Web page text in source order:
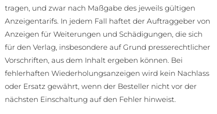
tragen, und zwar nach Maßgabe des jeweils gültigen
Anzeigentarifs. In jedem Fall haftet der Auftraggeber von
Anzeigen für Weiterungen und Schädigungen, die sich
für den Verlag, insbesondere auf Grund presserechtlicher
Vorschriften, aus dem Inhalt ergeben können. Bei
fehlerhaften Wiederholungsanzeigen wird kein Nachlass
oder Ersatz gewährt, wenn der Besteller nicht vor der
nächsten Einschaltung auf den Fehler hinweist.